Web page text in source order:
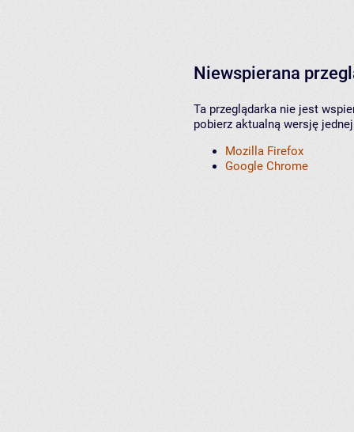
Niewspierana
Ta przeglądarka nie jest
pobierz aktualną wersję
Mozilla Firefox
Google Chrome